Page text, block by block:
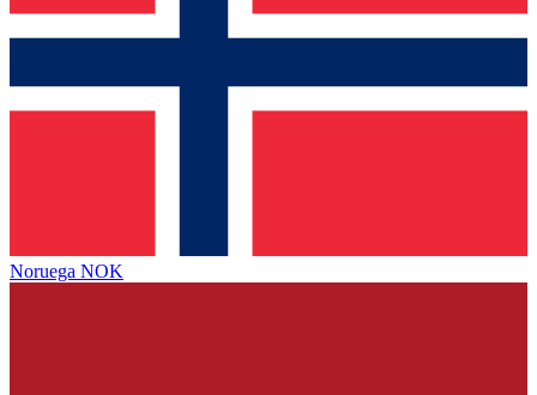
Noruega NOK